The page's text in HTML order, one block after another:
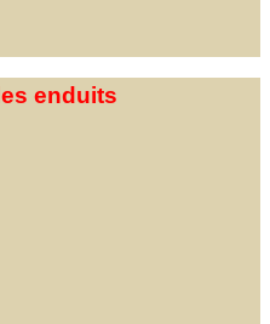
enduits